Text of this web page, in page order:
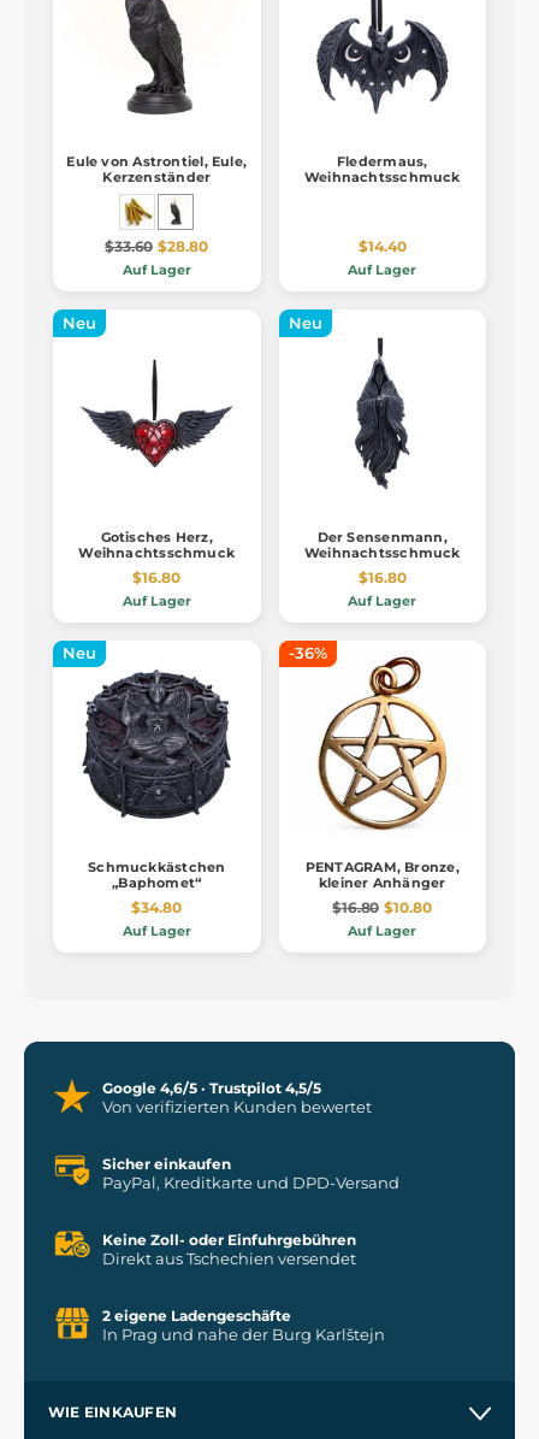
Eule von Astrontiel, Eule,
Kerzenständer
$33.60 $28.80
Auf Lager
Fledermaus,
Weihnachtsschmuck
$14.40
Auf Lager
Neu
Gotisches Herz,
Weihnachtsschmuck
$16.80
Auf Lager
Neu
Der Sensenmann,
Weihnachtsschmuck
$16.80
Auf Lager
Neu
Schmuckkästchen
„Baphomet“
$34.80
Auf Lager
-36%
PENTAGRAM, Bronze,
kleiner Anhänger
$16.80 $10.80
Auf Lager
Google 4,6/5 · Trustpilot 4,5/5
Von verifizierten Kunden bewertet
Sicher einkaufen
PayPal, Kreditkarte und DPD-Versand
Keine Zoll- oder Einfuhrgebühren
Direkt aus Tschechien versendet
2 eigene Ladengeschäfte
In Prag und nahe der Burg Karlštejn
WIE EINKAUFEN